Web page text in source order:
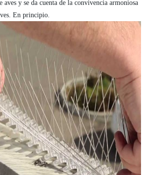
aves y se da cuenta de la convivencia armoniosa
En principio.